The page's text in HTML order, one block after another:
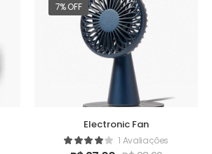
7% OFF
Electronic Fan
1 Avaliações